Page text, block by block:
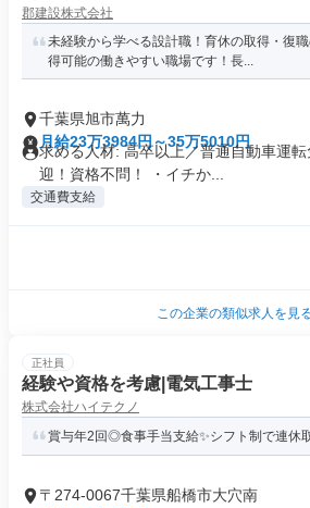
郡建設株式会社
未経験から学べる設計職！育休の取得・復
得可能の働きやすい職場です！長...
千葉県旭市萬力
月給23万3984円～35万5010円
求める人材: 高卒以上／普通自動車運
迎！資格不問！ ・イチか...
交通費支給
この企業の類似求人を見
正社員
経験や資格を考慮|電気工事士
株式会社ハイテクノ
賞与年2回◎食事手当支給✨シフト制で連休
〒274-0067千葉県船橋市大穴南